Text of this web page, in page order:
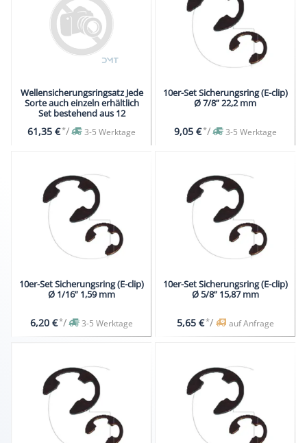
Wellensicherungsringsatz Jede
Sorte auch einzeln erhältlich
Set bestehend aus 12
61,35 €*/ 3-5 Werktage
10er-Set Sicherungsring (E-clip)
Ø 7/8” 22,2 mm
9,05 €*/ 3-5 Werktage
10er-Set Sicherungsring (E-clip)
Ø 1/16” 1,59 mm
6,20 €*/ 3-5 Werktage
10er-Set Sicherungsring (E-clip)
Ø 5/8” 15,87 mm
5,65 €*/ auf Anfrage